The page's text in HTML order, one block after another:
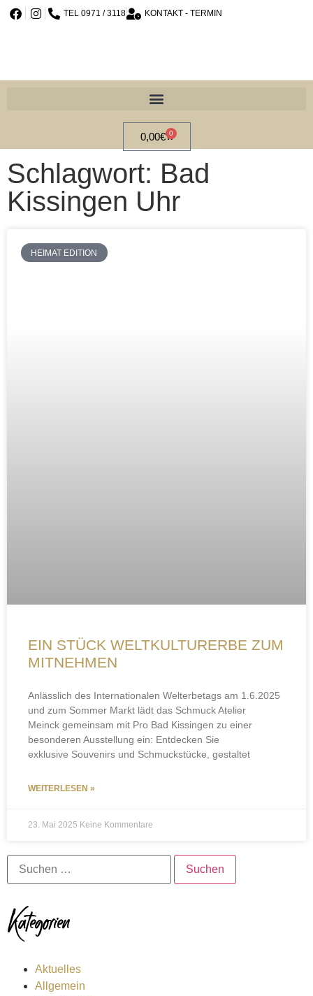
TEL 0971 / 3118 KONTAKT - TERMIN
0,00€ 0
Schlagwort: Bad
Kissingen Uhr
HEIMAT EDITION
EIN STÜCK WELTKULTURERBE ZUM
MITNEHMEN
Anlässlich des Internationalen Welterbetags am 1.6.2025
und zum Sommer Markt lädt das Schmuck Atelier
Meinck gemeinsam mit Pro Bad Kissingen zu einer
besonderen Ausstellung ein: Entdecken Sie
exklusive Souvenirs und Schmuckstücke, gestaltet
WEITERLESEN »
23. Mai 2025 Keine Kommentare
Kategorien
Aktuelles
Allgemein